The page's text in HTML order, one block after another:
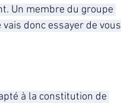
Un membre du groupe
donc essayer de vous
à la constitution de